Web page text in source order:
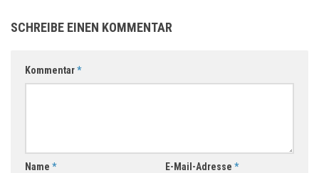
SCHREIBE EINEN KOMMENTAR
Kommentar*
Name * E-Mail-Adresse *